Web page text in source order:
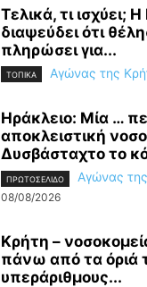
Τελικά, τι ισχύει;
διαψεύδει ότι
πληρώσει για...
ΤΟΠΙΚΑ Αγώνας της
Ηράκλειο: Μία …
αποκλειστική
Δυσβάσταχτο το
ΠΡΩΤΟΣΕΛΙΔΟ Αγώνας
08/08/2026
Κρήτη –
πάνω από τα όριά
υπεράριθμους...